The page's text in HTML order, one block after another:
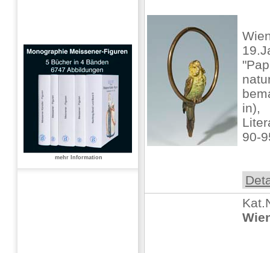
mehr Information
in),
90-